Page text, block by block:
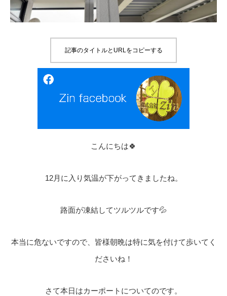
記事のタイトルとURLをコピーする
こんにちは🍀
12月に入り気温が下がってきましたね。
路面が凍結してツルツルです💦
本当に危ないですので、皆様朝晩は特に気を付けて歩いてく
ださいね！
さて本日はカーポートについてのです。